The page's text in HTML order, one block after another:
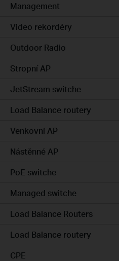
Management
Video rekordéry
Outdoor Radio
Stropní AP
JetStream switche
Load Balance routery
Venkovní AP
Nástěnné AP
PoE switche
Managed switche
Load Balance Routers
Load Balance routery
CPE